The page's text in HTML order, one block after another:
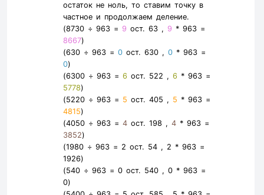
остаток не ноль, то ставим точку в
частное и продолжаем деление.
(8730 ÷ 963 = 9 ост. 63 , 9 * 963 =
8667)
(630 ÷ 963 = 0ост. 630 , 0* 963 =
0)
(6300 ÷ 963 = 6 ост. 522 , 6 * 963 =
5778)
(5220 ÷ 963 = 5 ост. 405 , 5 * 963 =
4815)
(4050 ÷ 963 = 4ост. 198 , 4* 963 =
3852)
(1980 ÷ 963 = 2 ост. 54 , 2 * 963 =
1926)
(540 ÷ 963 = 0ост. 540 , 0* 963 =
0)